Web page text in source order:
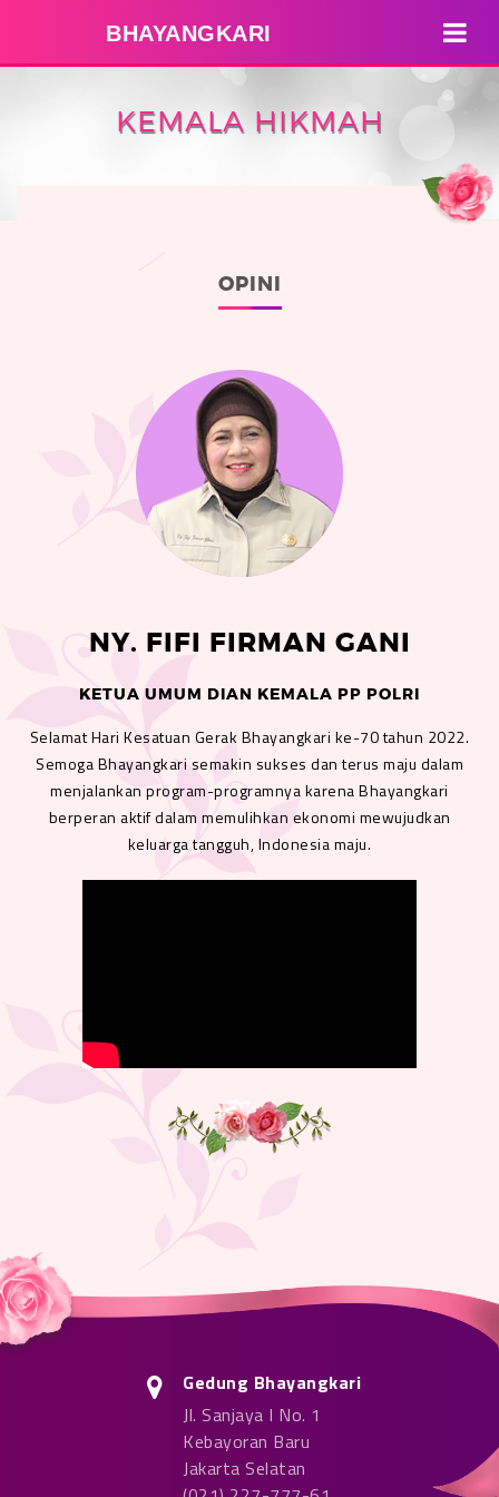
BHAYANGKARI
KEMALA HIKMAH
OPINI
NY. FIFI FIRMAN GANI
KETUA UMUM DIAN KEMALA PP POLRI
Selamat Hari Kesatuan Gerak Bhayangkari ke-70 tahun 2022.
Semoga Bhayangkari semakin sukses dan terus maju dalam
menjalankan program-programnya karena Bhayangkari
berperan aktif dalam memulihkan ekonomi mewujudkan
keluarga tangguh, Indonesia maju.
Gedung Bhayangkari
Jl. Sanjaya I No. 1
Kebayoran Baru
Jakarta Selatan